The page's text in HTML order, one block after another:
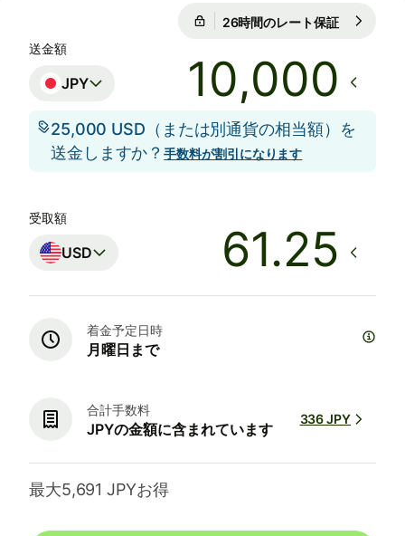
26時間のレート保証
送金額
JPY
25,000 USD（または別通貨の相当額）を
送金しますか？手数料が割引になります
受取額
USD
着金予定日時
月曜日まで
合計手数料
JPYの金額に含まれています
336 JPY
最大5,691 JPYお得